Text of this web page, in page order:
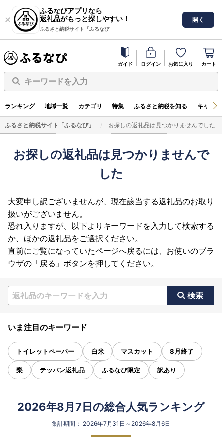
ふるなびアプリなら
返礼品がもっと探しやすい！
ふるさと納税サイト「ふるなび」
開く
ガイド ログイン お気に入り カート
キーワードを入力
ランキング 地域一覧 カテゴリ 特集 ふるさと納税を知る キャン
ふるさと納税サイト「ふるなび」 お探しの返礼品は見つかりませんでした
お探しの返礼品は見つかりませんで
した
大変申し訳ございませんが、現在該当する返礼品のお取り
扱いがございません。
恐れ入りますが、以下よりキーワードを入力して検索する
か、ほかの返礼品をご選択ください。
直前にご覧になっていたページへ戻るには、お使いのブラ
ウザの「戻る」ボタンを押してください。
検索
いま注目のキーワード
トイレットペーパー 白米 マスカット 8月終了
梨 テッパン返礼品 ふるなび限定 訳あり
2026年8月7日の総合人気ランキング
集計期間： 2026年7月31日～2026年8月6日